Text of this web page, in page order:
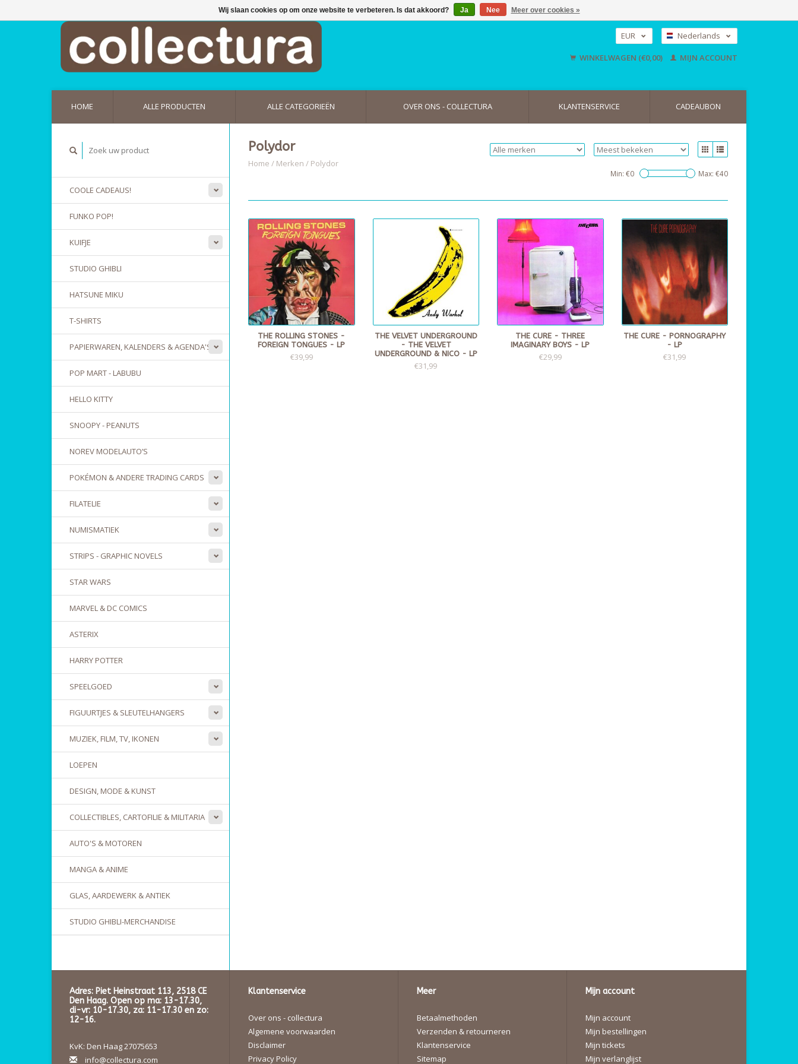
EUR
USD
Nederlands
English
WINKELWAGEN (€0,00) MIJN ACCOUNT
HOME ALLE PRODUCTEN ALLE CATEGORIEËN OVER ONS - COLLECTURA KLANTENSERVICE CADEAUBON
COOLE CADEAUS!
FUNKO POP!
KUIFJE
STUDIO GHIBLI
HATSUNE MIKU
T-SHIRTS
PAPIERWAREN, KALENDERS & AGENDA'S
POP MART - LABUBU
HELLO KITTY
SNOOPY - PEANUTS
NOREV MODELAUTO’S
POKÉMON & ANDERE TRADING CARDS
FILATELIE
NUMISMATIEK
STRIPS - GRAPHIC NOVELS
STAR WARS
MARVEL & DC COMICS
ASTERIX
HARRY POTTER
SPEELGOED
FIGUURTJES & SLEUTELHANGERS
MUZIEK, FILM, TV, IKONEN
LOEPEN
DESIGN, MODE & KUNST
COLLECTIBLES, CARTOFILIE & MILITARIA
AUTO'S & MOTOREN
MANGA & ANIME
GLAS, AARDEWERK & ANTIEK
STUDIO GHIBLI-MERCHANDISE
Polydor
Home / Merken / Polydor
Min: €0 Max: €40
THE ROLLING STONES -
FOREIGN TONGUES - LP
€39,99
THE VELVET UNDERGROUND
- THE VELVET
UNDERGROUND & NICO - LP
€31,99
THE CURE - THREE
IMAGINARY BOYS - LP
€29,99
THE CURE - PORNOGRAPHY
- LP
€31,99
Adres: Piet Heinstraat 113, 2518 CE
Den Haag. Open op ma: 13-17.30,
di-vr: 10-17.30, za: 11-17.30 en zo:
12-16.
KvK: Den Haag 27075653
info@collectura.com
Klantenservice
Over ons - collectura
Algemene voorwaarden
Disclaimer
Privacy Policy
Meer
Betaalmethoden
Verzenden & retourneren
Klantenservice
Sitemap
Mijn account
Mijn account
Mijn bestellingen
Mijn tickets
Mijn verlanglijst
Wij slaan cookies op om onze website te verbeteren. Is dat akkoord? Ja Nee Meer over cookies »